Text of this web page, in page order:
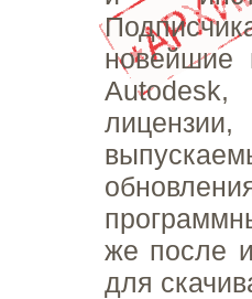
новейшие
же после
для